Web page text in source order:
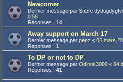
Newcomer
Dernier message par Sabre
0:58
Réponses : 14
Away support on March 17
Dernier message par penz « 06 mars
Réponses : 1
To DP or not to DP
Dernier message par Odinok3000 « 04
Réponses : 41